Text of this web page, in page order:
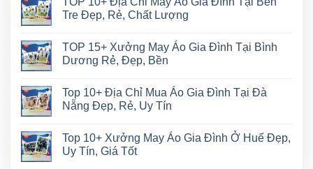
Tre Đẹp, Rẻ, Chất Lượng
TOP 15+ Xưởng May Áo Gia Đình Tại Bình
Dương Rẻ, Đẹp, Bền
Top 10+ Địa Chỉ Mua Áo Gia Đình Tại Đà
Nẵng Đẹp, Rẻ, Uy Tín
Top 10+ Xưởng May Áo Gia Đình Ở Huế Đẹp,
Uy Tín, Giá Tốt